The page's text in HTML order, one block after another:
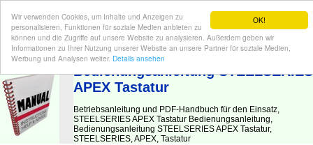
OK!
Wir verwenden Cookies, um Inhalte und Anzeigen zu
personalisieren, Funktionen für soziale Medien anbieten zu
können und die Zugriffe auf unsere Website zu analysieren. Außerdem geben wir
Informationen zu Ihrer Nutzung unserer Website an unsere Partner für soziale Medien,
Werbung und Analysen weiter. Details ansehen
BEDIENUNGSANLEITUNG| Hier finden Sie die deutsche Anleitung!
Bedienungsanleitung STEELSERIES
APEX Tastatur
Betriebsanleitung und PDF-Handbuch für den Einsatz,
STEELSERIES APEX Tastatur Bedienungsanleitung,
Bedienungsanleitung STEELSERIES APEX Tastatur,
STEELSERIES, APEX, Tastatur